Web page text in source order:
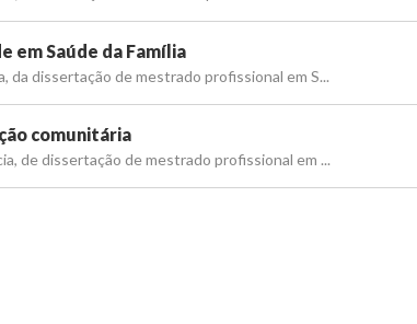
em Saúde da Família
da dissertação de mestrado profissional em S...
comunitária
de dissertação de mestrado profissional em ...